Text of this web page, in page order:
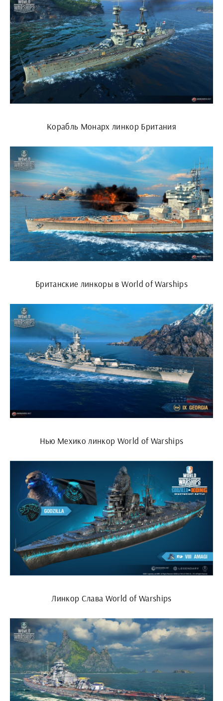
Корабль Монарх линкор Британия
Британские линкоры в World of Warships
Нью Мехико линкор World of Warships
Линкор Слава World of Warships